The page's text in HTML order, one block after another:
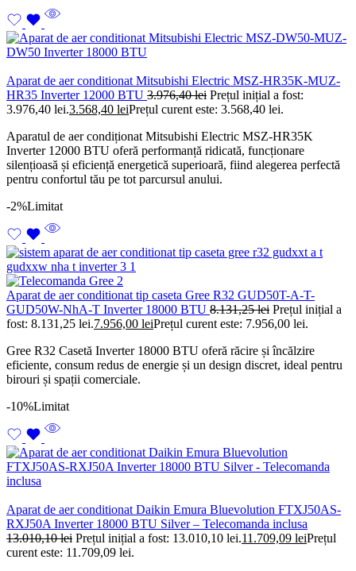
Aparat de aer conditionat Mitsubishi Electric MSZ-HR35K-MUZ-
HR35 Inverter 12000 BTU 3.976,40lei Prețul inițial a fost:
3.976,40 lei.3.568,40 leiPrețul curent este: 3.568,40 lei.
Aparatul de aer condiționat Mitsubishi Electric MSZ-HR35K
Inverter 12000 BTU oferă performanță ridicată, funcționare
silențioasă și eficiență energetică superioară, fiind alegerea perfectă
pentru confortul tău pe tot parcursul anului.
-2%Limitat
Aparat de aer conditionat tip caseta Gree R32 GUD50T-A-T-
GUD50W-NhA-T Inverter 18000 BTU 8.131,25lei Prețul inițial a
fost: 8.131,25 lei.7.956,00 leiPrețul curent este: 7.956,00 lei.
Gree R32 Casetă Inverter 18000 BTU oferă răcire și încălzire
eficiente, consum redus de energie și un design discret, ideal pentru
birouri și spații comerciale.
-10%Limitat
Aparat de aer conditionat Daikin Emura Bluevolution FTXJ50AS-
RXJ50A Inverter 18000 BTU Silver – Telecomanda inclusa
13.010,10lei Prețul inițial a fost: 13.010,10 lei.11.709,09 leiPrețul
curent este: 11.709,09 lei.